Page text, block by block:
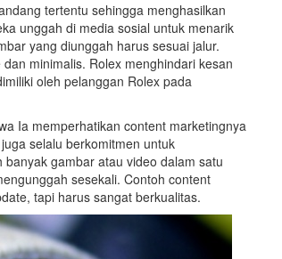
tertentu sehingga menghasilkan
unggah di media sosial untuk menarik
yang diunggah harus sesuai jalur.
minimalis. Rolex menghindari kesan
oleh pelanggan Rolex pada
Ia memperhatikan content marketingnya
selalu berkomitmen untuk
gambar atau video dalam satu
sesekali. Contoh content
tapi harus sangat berkualitas.